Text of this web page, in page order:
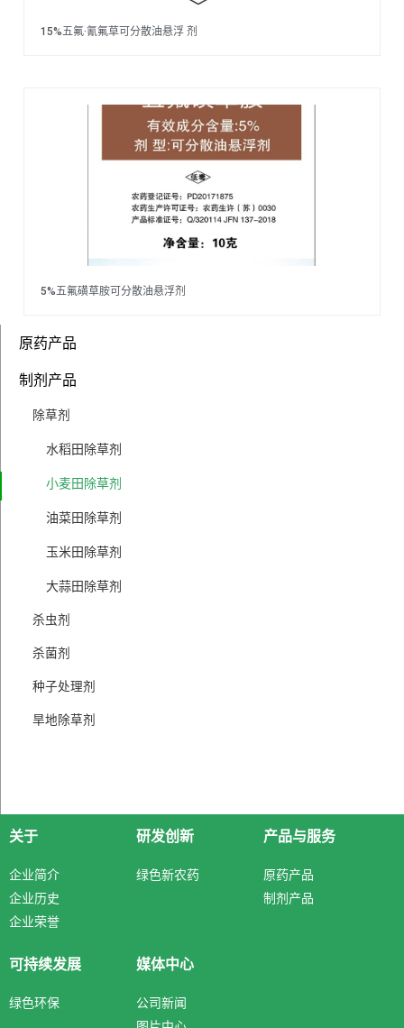
原药产品
制剂产品
除草剂
水稻田除草剂
小麦田除草剂
油菜田除草剂
玉米田除草剂
大蒜田除草剂
杀虫剂
杀菌剂
种子处理剂
旱地除草剂
15%五氟·氰氟草可分散油悬浮 剂
5%五氟磺草胺可分散油悬浮剂
关于
企业简介
企业历史
企业荣誉
研发创新
绿色新农药
产品与服务
原药产品
制剂产品
可持续发展
绿色环保
媒体中心
公司新闻